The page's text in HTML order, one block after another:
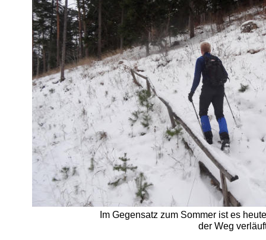
Im Gegensatz zum Sommer ist es
der Weg